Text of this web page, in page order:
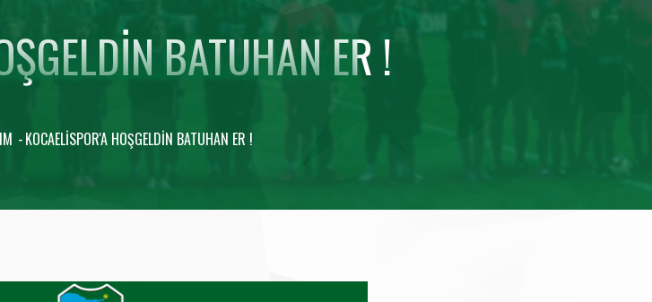
BATUHAN ER !
KOCAELISPOR'A HOŞGELDIN BATUHAN ER !